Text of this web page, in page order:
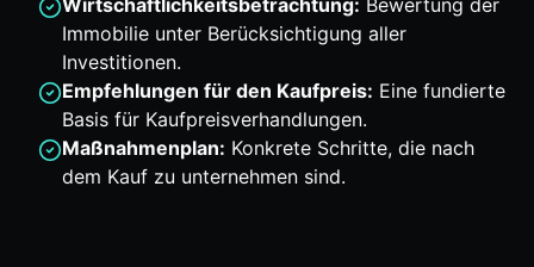
Wirtschaftlichkeitsbetrachtung: Bewertung der
Immobilie unter Berücksichtigung aller
Investitionen.
Empfehlungen für den Kaufpreis: Eine fundierte
Basis für Kaufpreisverhandlungen.
Maßnahmenplan: Konkrete Schritte, die nach
dem Kauf zu unternehmen sind.